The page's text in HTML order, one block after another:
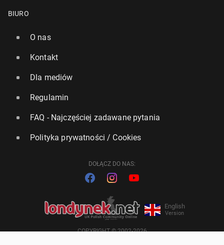
BIURO
O nas
Kontakt
Dla mediów
Regulamin
FAQ - Najczęściej zadawane pytania
Polityka prywatności / Cookies
DOŁĄCZ DO NAS:
English
Version
COPYRIGHT © 2002-2026